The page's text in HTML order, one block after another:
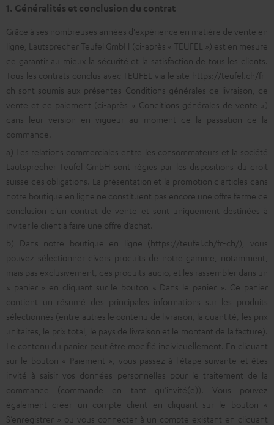
1. Généralités et conclusion du contrat
Grâce à ses nombreuses années d'expérience en matière de vente en
ligne, Lautsprecher Teufel GmbH (ci-après « TEUFEL ») est en mesure
de garantir au mieux la sécurité et la satisfaction de tous les clients.
Tous les contrats conclus avec TEUFEL via le site https://teufel.ch/fr-
ch sont soumis aux présentes Conditions générales de livraison, de
vente et de paiement (ci-après « Conditions générales de vente »)
dans leur version en vigueur au moment de la passation de la
commande.
a) Les relations commerciales entre les consommateurs et la société
Lautsprecher Teufel GmbH sont régies par les dispositions du droit
suisse des obligations. La présentation et la promotion d'articles dans
notre boutique en ligne ne constituent pas encore une offre ferme de
conclusion d'un contrat de vente et sont uniquement destinées à
inviter le client à faire une offre d’achat.
b) Dans notre boutique en ligne (https://teufel.ch/fr-ch/), vous
pouvez sélectionner divers produits de notre gamme, notamment,
mais pas exclusivement, des produits audio, et les rassembler dans un
« panier » en cliquant sur le bouton « Dans le panier ». Ce panier
contient un résumé des principales informations sur les produits
sélectionnés (entre autres le contenu de livraison, la quantité, les prix
unitaires, le prix total, le pays de livraison et le montant de la facture).
Le contenu du panier peut être modifié individuellement. En cliquant
sur le bouton « Paiement », vous passez à l'étape suivante et êtes
invité à saisir vos données personnelles pour le traitement de la
commande (commande en tant qu’invité(e)). Vous pouvez
également créer un compte client en cliquant sur le bouton «
S’enregistrer » ou vous connecter à un compte existant en cliquant